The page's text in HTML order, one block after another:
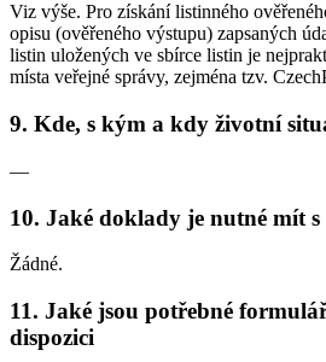
Viz výše. Pro získání listinného
opisu (ověřeného výstupu) zapsaných
listin uložených ve sbírce listin je
místa veřejné správy, zejména tzv.
9. Kde, s kým a kdy životní
—
10. Jaké doklady je nutné mít s
Žádné.
11. Jaké jsou potřebné
dispozici